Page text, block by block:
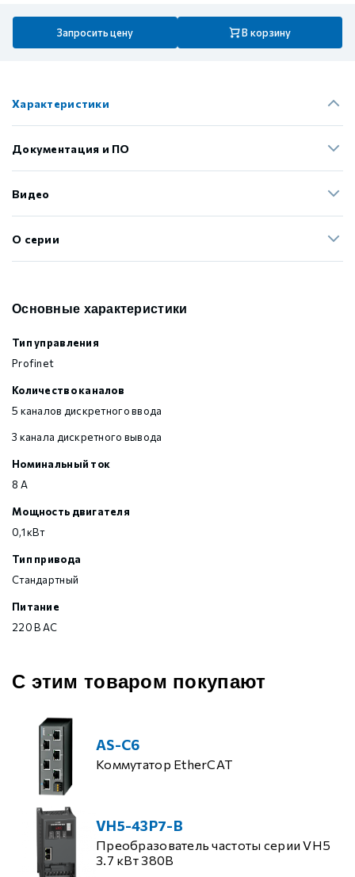
Запросить цену В корзину
Характеристики
Документация и ПО
Видео
О серии
Основные характеристики
Тип управления
Profinet
Количество каналов
5 каналов дискретного ввода
3 канала дискретного вывода
Номинальный ток
8 А
Мощность двигателя
0,1 кВт
Тип привода
Стандартный
Питание
220 В AC
С этим товаром покупают
AS-C6
Коммутатор EtherCAT
VH5-43P7-B
Преобразователь частоты серии VH5
3.7 кВт 380В